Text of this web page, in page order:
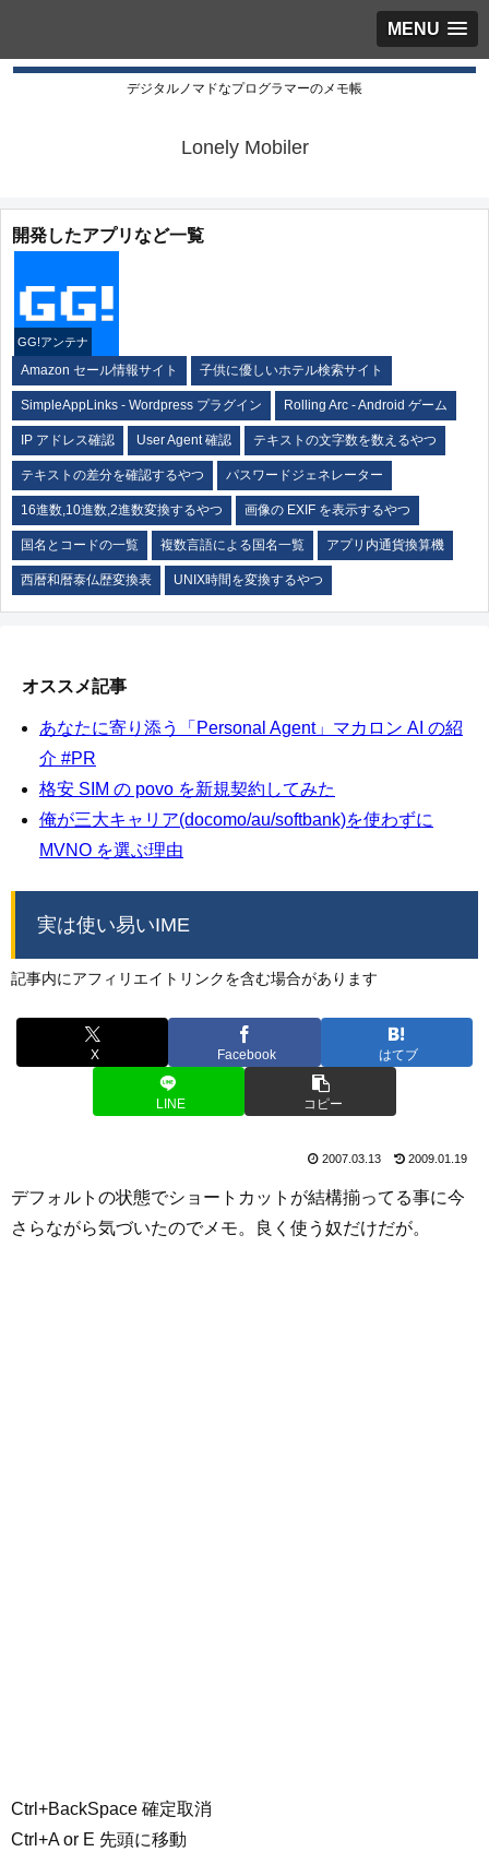
MENU
デジタルノマドなプログラマーのメモ帳
Lonely Mobiler
開発したアプリなど一覧
GG!アンテナ
Amazon セール情報サイト 子供に優しいホテル検索サイト
SimpleAppLinks - Wordpress プラグイン Rolling Arc - Android ゲーム
IP アドレス確認 User Agent 確認 テキストの文字数を数えるやつ
テキストの差分を確認するやつ パスワードジェネレーター
16進数,10進数,2進数変換するやつ 画像の EXIF を表示するやつ
国名とコードの一覧 複数言語による国名一覧 アプリ内通貨換算機
西暦和暦泰仏歴変換表 UNIX時間を変換するやつ
オススメ記事
あなたに寄り添う「Personal Agent」マカロン AI の紹
介 #PR
格安 SIM の povo を新規契約してみた
俺が三大キャリア(docomo/au/softbank)を使わずに
MVNO を選ぶ理由
実は使い易いIME
記事内にアフィリエイトリンクを含む場合があります
X Facebook はてブ
LINE コピー
2007.03.13 2009.01.19
デフォルトの状態でショートカットが結構揃ってる事に今
さらながら気づいたのでメモ。良く使う奴だけだが。
Ctrl+BackSpace 確定取消
Ctrl+A or E 先頭に移動